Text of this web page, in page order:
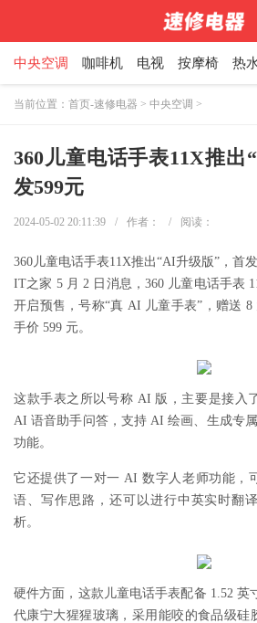
中央空调 咖啡机 电视 按摩椅 热
当前位置： 首页-速修电器 > 中央空调 >
360儿童电话手表11X推出
发599元
2024-05-02 20:11:39 / 作者： / 阅读：
360儿童电话手表11X推出“AI升级版”，首
IT之家 5 月 2 日消息，360 儿童电话手表
开启预售，号称“真 AI 儿童手表”，赠送
手价 599 元。
这款手表之所以号称 AI 版，主要是接入
AI 语音助手问答，支持 AI 绘画、生成专
功能。
它还提供了一对一 AI 数字人老师功能，
语、写作思路，还可以进行中英实时翻
析。
硬件方面，这款儿童电话手表配备 1.52 英
代康宁大猩猩玻璃，采用能咬的食品级硅